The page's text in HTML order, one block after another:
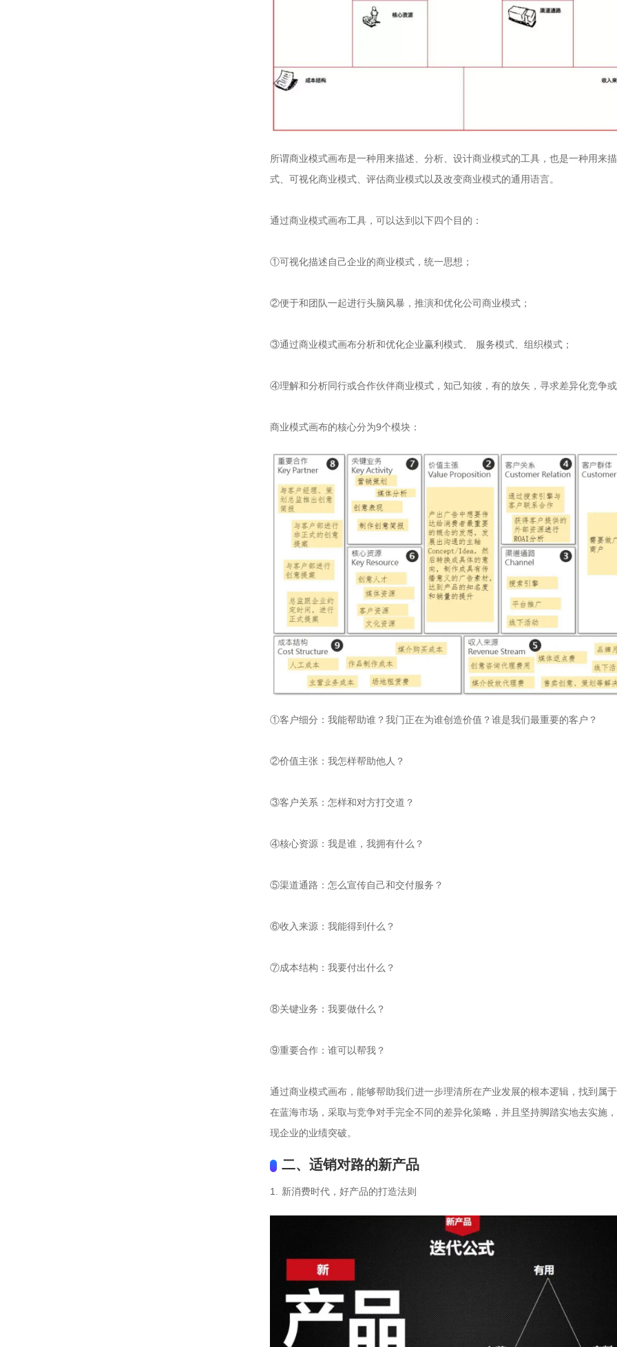
所谓商业模式画布是一种用来描述、分析、设计商业模式的工具，也是一种用来
式、可视化商业模式、评估商业模式以及改变商业模式的通用语言。
通过商业模式画布工具，可以达到以下四个目的：
①可视化描述自己企业的商业模式，统一思想；
②便于和团队一起进行头脑风暴，推演和优化公司商业模式；
③通过商业模式画布分析和优化企业赢利模式、 服务模式、组织模式；
④理解和分析同行或合作伙伴商业模式，知己知彼，有的放矢，寻求差异化竞争或
商业模式画布的核心分为9个模块：
①客户细分：我能帮助谁？我门正在为谁创造价值？谁是我们最重要的客户？
②价值主张：我怎样帮助他人？
③客户关系：怎样和对方打交道？
④核心资源：我是谁，我拥有什么？
⑤渠道通路：怎么宣传自己和交付服务？
⑥收入来源：我能得到什么？
⑦成本结构：我要付出什么？
⑧关键业务：我要做什么？
⑨重要合作：谁可以帮我？
通过商业模式画布，能够帮助我们进一步理清所在产业发展的根本逻辑，找到属
在蓝海市场，采取与竞争对手完全不同的差异化策略，并且坚持脚踏实地去实施
现企业的业绩突破。
二、适销对路的新产品
1. 新消费时代，好产品的打造法则